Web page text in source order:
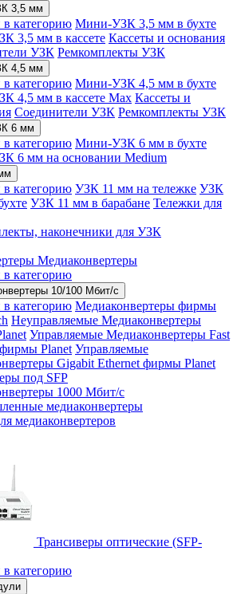
3,5 мм
категорию Мини-УЗК 3,5 мм в бухте
3,5 мм в кассете Кассеты и основания
УЗК Ремкомплекты УЗК
4,5 мм
категорию Мини-УЗК 4,5 мм в бухте
4,5 мм в кассете Max Кассеты и
Соединители УЗК Ремкомплекты УЗК
6 мм
категорию Мини-УЗК 6 мм в бухте
6 мм на основании Medium
категорию УЗК 11 мм на тележке УЗК
УЗК 11 мм в барабане Тележки для
наконечники для УЗК
Медиаконвертеры
категорию
10/100 Мбит/с
категорию Медиаконвертеры фирмы
Неуправляемые Медиаконвертеры
Управляемые Медиаконвертеры Fast
Planet Управляемые
Gigabit Ethernet фирмы Planet
под SFP
1000 Мбит/с
медиаконвертеры
медиаконвертеров
Трансиверы оптические (SFP-
категорию